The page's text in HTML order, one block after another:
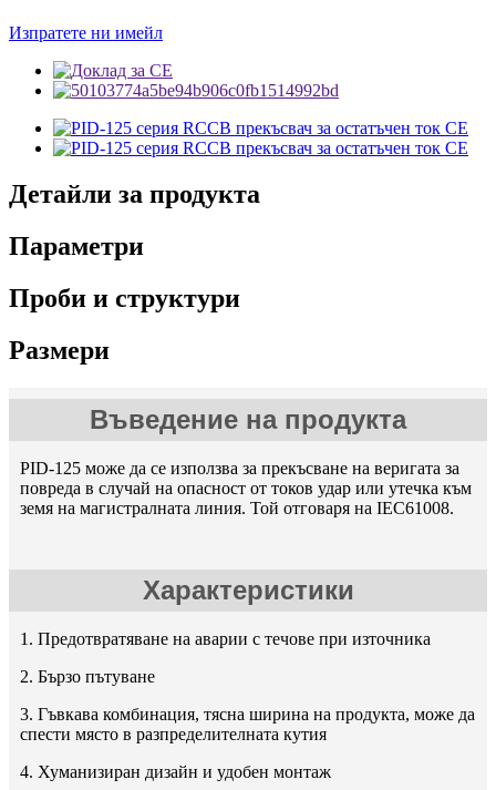
Изпратете ни имейл
Детайли за продукта
Параметри
Проби и структури
Размери
Въведение на продукта
PID-125 може да се използва за прекъсване на веригата за
повреда в случай на опасност от токов удар или утечка към
земя на магистралната линия. Той отговаря на IEC61008.
Характеристики
1. Предотвратяване на аварии с течове при източника
2. Бързо пътуване
3. Гъвкава комбинация, тясна ширина на продукта, може да
спести място в разпределителната кутия
4. Хуманизиран дизайн и удобен монтаж